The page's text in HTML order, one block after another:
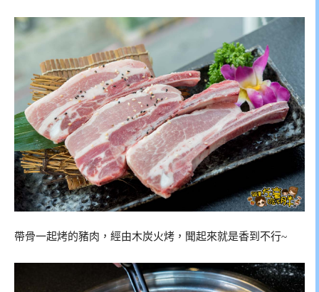
帶骨一起烤的豬肉，經由木炭火烤，聞起來就是香到不行~